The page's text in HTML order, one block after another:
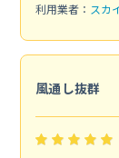
利用業者： スカ
風通し抜群